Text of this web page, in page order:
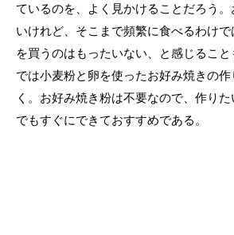
ているのを、よく見かけることだろう
いけれど、そこまで頻繁に食べるわけ
を買うのはもったいない、と感じること
では小麦粉と卵を使ったお好み焼きの
く。お好み焼き粉は不要なので、作り
でもすぐにできておすすめである。